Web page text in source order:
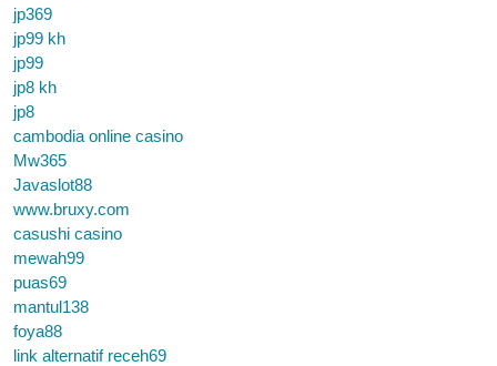
jp369
jp99 kh
jp99
jp8 kh
jp8
cambodia online casino
Mw365
Javaslot88
www.bruxy.com
casushi casino
mewah99
puas69
mantul138
foya88
link alternatif receh69